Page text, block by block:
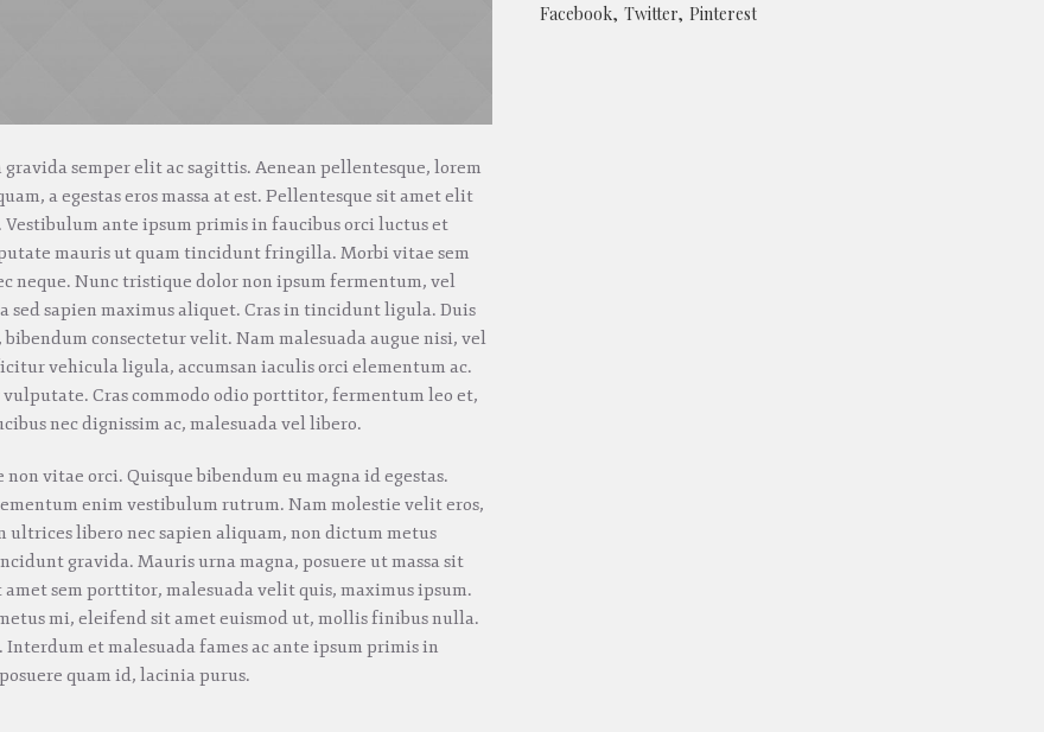
semper elit ac sagittis. Aenean pellentesque, lorem
a egestas eros massa at est. Pellentesque sit amet elit
Vestibulum ante ipsum primis in faucibus orci luctus et
mauris ut quam tincidunt fringilla. Morbi vitae sem
neque. Nunc tristique dolor non ipsum fermentum, vel
sed sapien maximus aliquet. Cras in tincidunt ligula. Duis
consectetur velit. Nam malesuada augue nisi, vel
vehicula ligula, accumsan iaculis orci elementum ac.
vulputate. Cras commodo odio porttitor, fermentum leo et,
nec dignissim ac, malesuada vel libero.
non vitae orci. Quisque bibendum eu magna id egestas.
enim vestibulum rutrum. Nam molestie velit eros,
libero nec sapien aliquam, non dictum metus
gravida. Mauris urna magna, posuere ut massa sit
sem porttitor, malesuada velit quis, maximus ipsum.
mi, eleifend sit amet euismod ut, mollis finibus nulla.
et malesuada fames ac ante ipsum primis in
quam id, lacinia purus.
Facebook Twitter Pinterest